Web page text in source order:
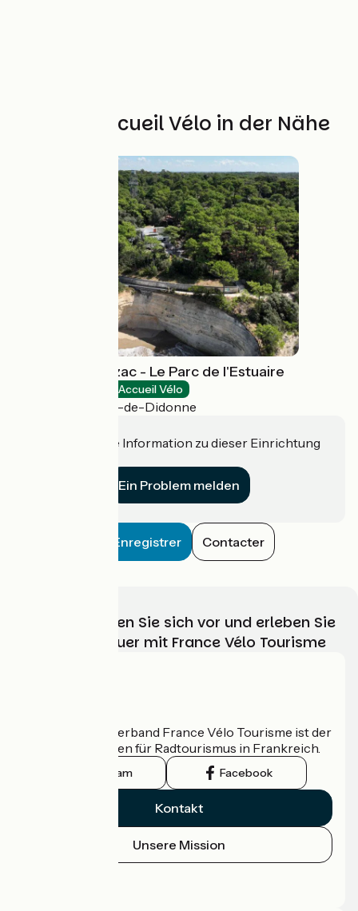
Weitere Accueil Vélo in der Nähe
Domaine de Suzac - Le Parc de l'Estuaire
Accueil Vélo
Saint-Georges-de-Didonne
Haben Sie eine Information zu dieser Einrichtung
Ein Problem melden
Enregistrer Contacter
Wählen, bereiten Sie sich vor und erleben Sie
Ihr Radabenteuer mit France Vélo Tourisme
Der nationale Verband France Vélo Tourisme ist der
offizielle Leitfaden für Radtourismus in Frankreich.
Instagram Facebook
Kontakt
Unsere Mission